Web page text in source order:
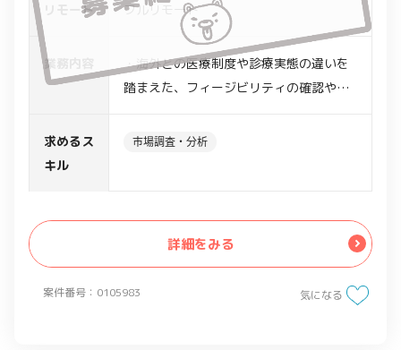
案件番号：0105983
リモート フルリモート
業務内容
・海外との医療制度や診療実態の違いを
踏まえた、フィージビリティの確認やリ
・国内の診療・アンケート実態等を海外
求めるス
キル
市場調査・分析
詳細をみる
気になる